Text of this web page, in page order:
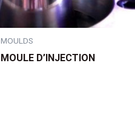
MOULDS
MOULE D’INJECTION